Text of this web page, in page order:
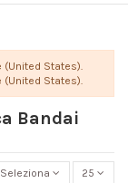
(United States).
(United States).
Bandai
Seleziona 25